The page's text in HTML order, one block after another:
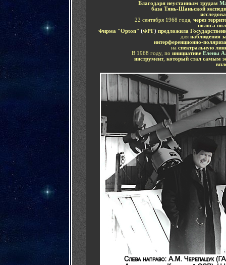
Благодаря неустанным трудам
база Тянь-Шаньской
22 сентября 1968 года,
через
полоса
Фирма "Opton" (ФРГ) предложила
длянаблюдения
интерференционно-
на спектральную
В 1968 году, по инициативе Елены
инструмент, который стал самым